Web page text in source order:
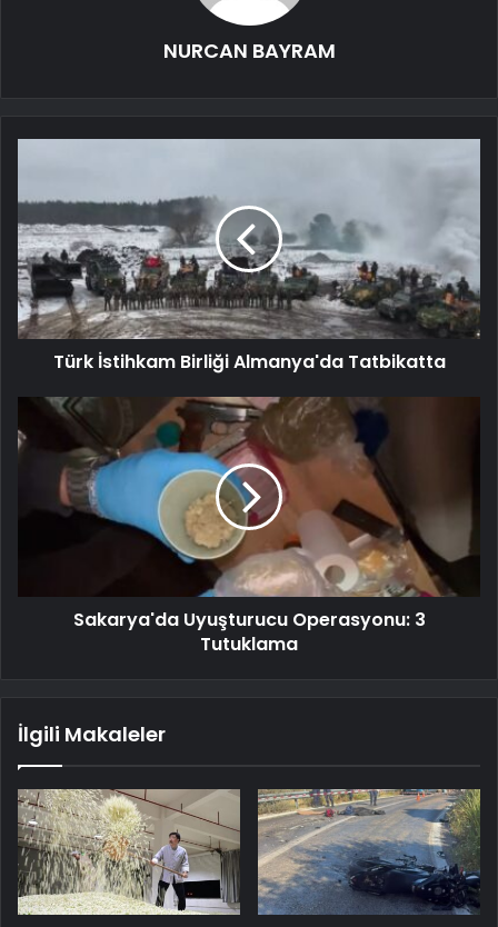
NURCAN BAYRAM
Türk İstihkam Birliği Almanya'da Tatbikatta
Sakarya'da Uyuşturucu Operasyonu: 3
Tutuklama
İlgili Makaleler